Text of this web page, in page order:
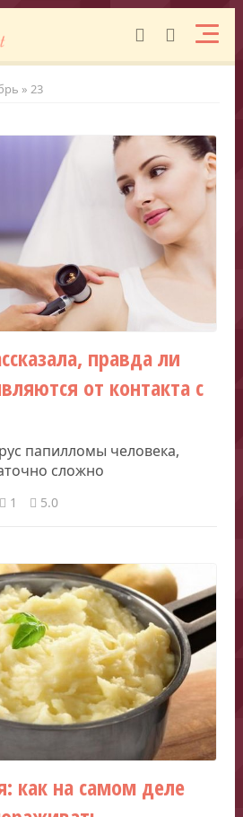
» 23
правда ли
от контакта с
папилломы человека,
сложно
1 5.0
как на самом деле